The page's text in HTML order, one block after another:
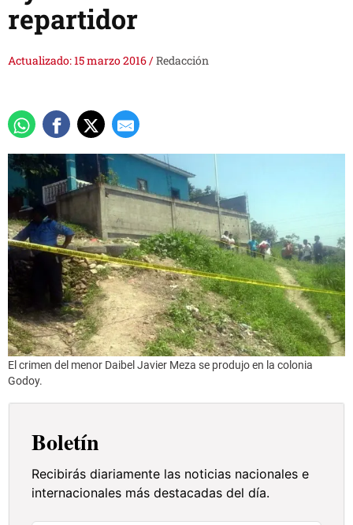
repartidor
Actualizado: 15 marzo 2016/Redacción
El crimen del menor Daibel Javier Meza se produjo en la colonia
Godoy.
Boletín
Recibirás diariamente las noticias nacionales e
internacionales más destacadas del día.